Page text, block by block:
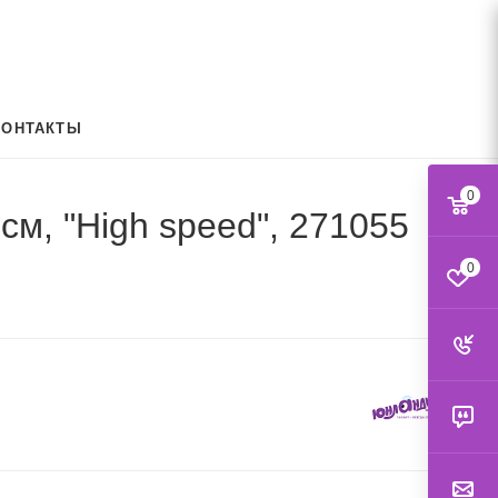
"High speed", 271055
0
0